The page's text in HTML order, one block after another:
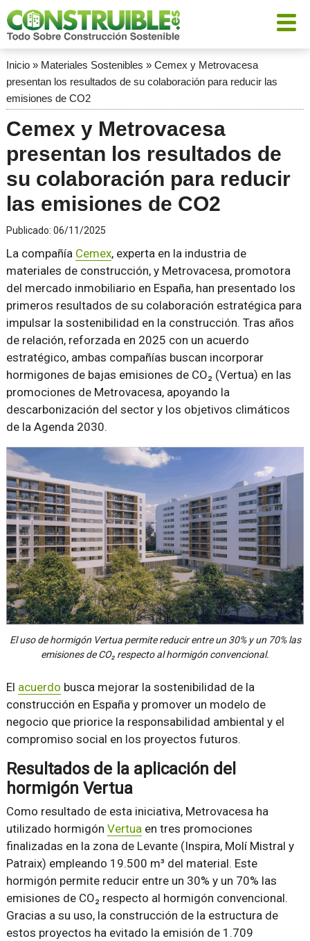
Inicio» Materiales Sostenibles » Cemex y Metrovacesa
presentan los resultados de su colaboración para reducir las
emisiones de CO2
Cemex y Metrovacesa
presentan los resultados de
su colaboración para reducir
las emisiones de CO2
Publicado: 06/11/2025
La compañía Cemex, experta en la industria de
materiales de construcción, y Metrovacesa, promotora
del mercado inmobiliario en España, han presentado los
primeros resultados de su colaboración estratégica para
impulsar la sostenibilidad en la construcción. Tras años
de relación, reforzada en 2025 con un acuerdo
estratégico, ambas compañías buscan incorporar
hormigones de bajas emisiones de CO₂ (Vertua) en las
promociones de Metrovacesa, apoyando la
descarbonización del sector y los objetivos climáticos
de la Agenda 2030.
El uso de hormigón Vertua permite reducir entre un 30% y un 70% las
emisiones de CO₂ respecto al hormigón convencional.
El acuerdo busca mejorar la sostenibilidad de la
construcción en España y promover un modelo de
negocio que priorice la responsabilidad ambiental y el
compromiso social en los proyectos futuros.
Resultados de la aplicación del
hormigón Vertua
Como resultado de esta iniciativa, Metrovacesa ha
utilizado hormigón Vertuaen tres promociones
finalizadas en la zona de Levante (Inspira, Molí Mistral y
Patraix) empleando 19.500 m³ del material. Este
hormigón permite reducir entre un 30% y un 70% las
emisiones de CO₂ respecto al hormigón convencional.
Gracias a su uso, la construcción de la estructura de
estos proyectos ha evitado la emisión de 1.709